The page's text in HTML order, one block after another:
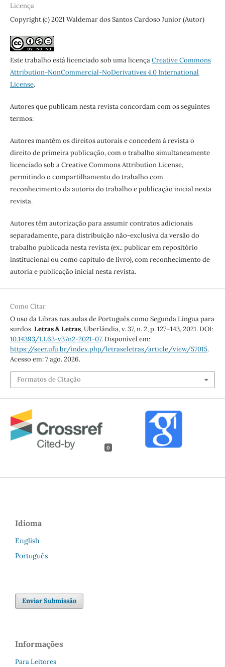
Licença
Copyright (c) 2021 Waldemar dos Santos Cardoso Junior (Autor)
Este trabalho está licenciado sob uma licençaCreative Commons
Attribution-NonCommercial-NoDerivatives 4.0 International
License.
Autores que publicam nesta revista concordam com os seguintes
termos:
Autores mantêm os direitos autorais e concedem à revista o
direito de primeira publicação, com o trabalho simultaneamente
licenciado sob a Creative Commons Attribution License,
permitindo o compartilhamento do trabalho com
reconhecimento da autoria do trabalho e publicação inicial nesta
revista.
Autores têm autorização para assumir contratos adicionais
separadamente, para distribuição não-exclusiva da versão do
trabalho publicada nesta revista (ex.: publicar em repositório
institucional ou como capítulo de livro), com reconhecimento de
autoria e publicação inicial nesta revista.
Como Citar
O uso da Libras nas aulas de Português como Segunda Língua para
surdos.Letras & Letras, Uberlândia, v. 37, n. 2, p. 127–143, 2021. DOI:
10.14393/LL63-v37n2-2021-07. Disponível em:
https://seer.ufu.br/index.php/letraseletras/article/view/57015.
Acesso em: 7 ago. 2026.
Formatos de Citação
0
Idioma
English
Português
Enviar Submissão
Informações
Para Leitores